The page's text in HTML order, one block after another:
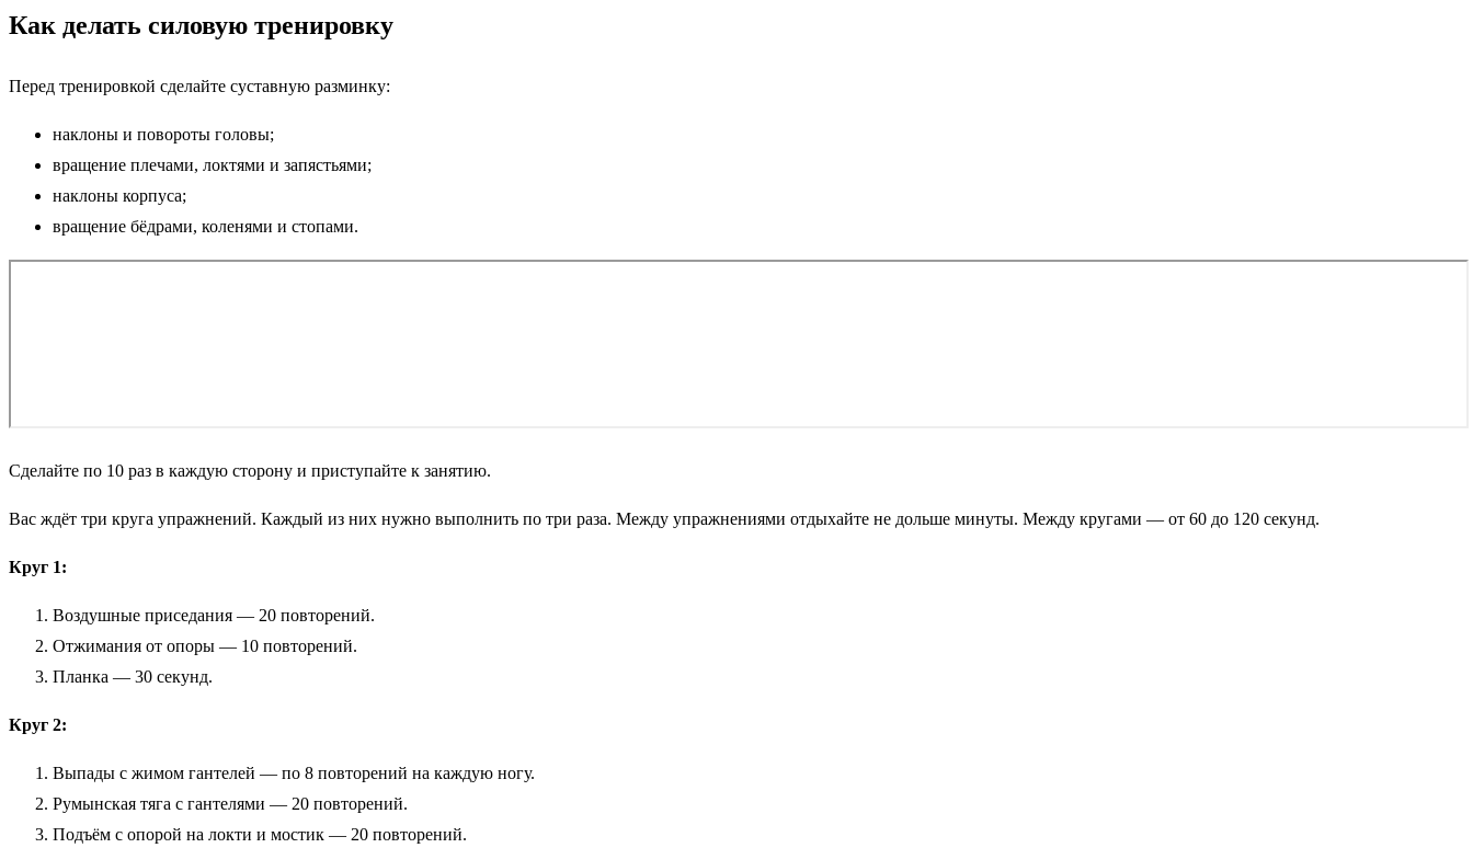
Как делать силовую тренировку
Перед тренировкой сделайте суставную разминку:
наклоны и повороты головы;
вращение плечами, локтями и запястьями;
наклоны корпуса;
вращение бёдрами, коленями и стопами.
Сделайте по 10 раз в каждую сторону и приступайте к занятию.
Вас ждёт три круга упражнений. Каждый из них нужно выполнить по три раза. Между упражнениями отдыхайте не дольше минуты. Между кругами — от 60 до 120 секунд.
Круг 1:
Воздушные приседания — 20 повторений.
Отжимания от опоры — 10 повторений.
Планка — 30 секунд.
Круг 2:
Выпады с жимом гантелей — по 8 повторений на каждую ногу.
Румынская тяга с гантелями — 20 повторений.
Подъём с опорой на локти и мостик — 20 повторений.